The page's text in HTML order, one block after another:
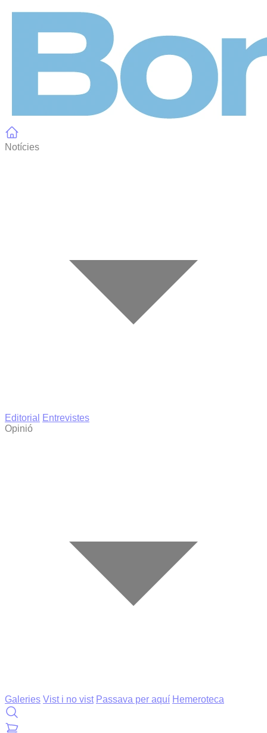
Notícies
Editorial
Entrevistes
Opinió
Galeries Vist i no vist Passava per aquí Hemeroteca